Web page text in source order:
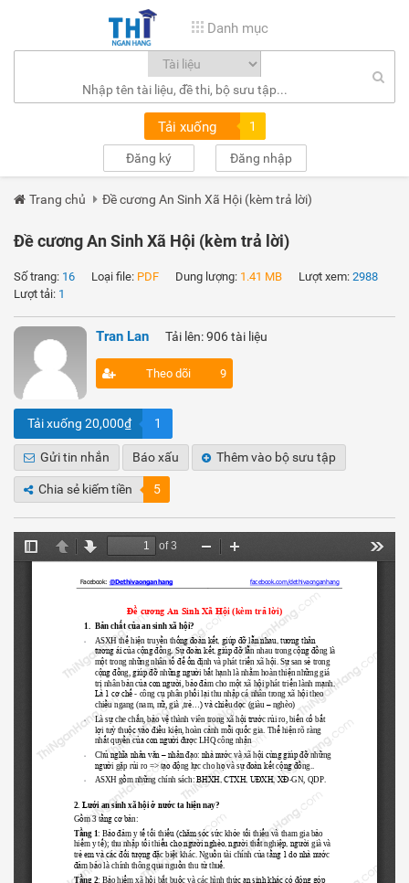
Danh mục
Tải xuống 1
Đăng ký Đăng nhập
Trang chủ Đề cương An Sinh Xã Hội (kèm trả lời)
Đề cương An Sinh Xã Hội (kèm trả lời)
Số trang: 16 Loại file: PDF Dung lượng: 1.41 MB Lượt xem: 2988
Lượt tải: 1
Tran Lan Tải lên: 906 tài liệu
Theo dõi 9
Tải xuống 20,000₫ 1
Gửi tin nhắn Báo xấu Thêm vào bộ sưu tập
Chia sẻ kiếm tiền 5